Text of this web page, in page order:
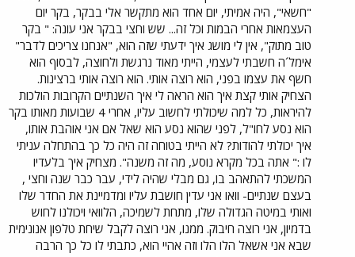
"חשאי", היה אמיתי, יום אחד הוא מתקשר אלי בבקר, בקר יום
העצמאות אחרי הבמות וכל זה... שש וחצי בבקר אני עונה: " בקר
טוב מתוק", אין לי מושג איך ידעתי שזה הוא, "אנחנו צריכים לדבר"
אימל´ה חשבתי לעצמי, הייתי מאוד נרגשת ולחוצה, לבסוף הוא
חשף את עצמו בפני, הוא רוצה אותי. הוא רוצה אותי ברצינות.
הצחיק אותי קצת איך הוא הראה לי איך השנתיים הקרובות הולכות
להיראות, כל למה שיכולתי לחשוב עליו, אחרי 4 שבועות מאותו בקר
הוא נסע לחו"ל, לפני שהוא נסע הוא שאל אם אני אוהבת אותו,
איך יכולתי להודות? לא הייתי בטוחה זה היה כל כך בהתחלה עניתי
לו :" אתה בכל מקרא נוסע, מה זה משנה". מצחיק איך בלעדיו
המשכתי להתאהב בו, גם מבלי שהיה לידי, עבר כבר שנה וחצי ,
בעצם שנתיים- וואו אני עדין חושבת עליו ומדמיינת את החדר שלו
ואותי במיטה הגדולה שלו, מתחת לשמיכה, הלוואי ויכולנו לחוש
בדמיון, אני רוצה חיבוק. ממנו, אני רוצה לקבל שיחת טלפון אנונימית
שבא אני אשאל הלו הלו וזה אהיי הוא, כתבתי לו כל כך הרבה